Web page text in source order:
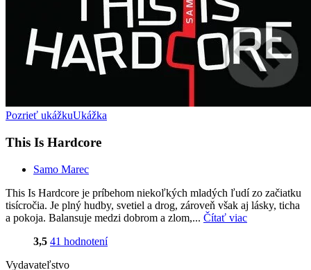
Pozrieť ukážkuUkážka
This Is Hardcore
Samo Marec
This Is Hardcore je príbehom niekoľkých mladých ľudí zo začiatku
tisícročia. Je plný hudby, svetiel a drog, zároveň však aj lásky, ticha
a pokoja. Balansuje medzi dobrom a zlom,... Čítať viac
3,5 41 hodnotení
Vydavateľstvo